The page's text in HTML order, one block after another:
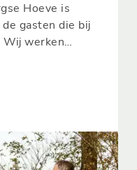
Hoeve is
gasten die bij
Wij werken
een